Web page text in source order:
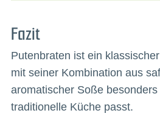
Fazit
Putenbraten ist ein
mit seiner Kombination aus
aromatischer Soße
traditionelle Küche passt.